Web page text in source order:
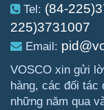
Tel: (84-
225)3731007
Email:
VOSCO xin gửi
hàng, các đối tác
những năm qua